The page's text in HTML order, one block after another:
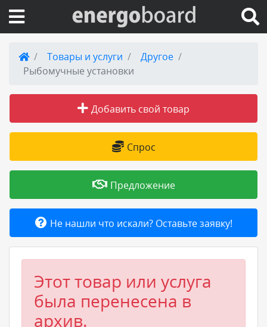
Вход на сайт
Публикации
Товары и услуги
Добавить товар или услугу
Товары и услуги
Другое
Рыбомучные установки
Добавить свой товар
Спрос
Предложение
Не нашли что искали? Оставьте заявку!
Этот товар или услуга
была перенесена в
архив.